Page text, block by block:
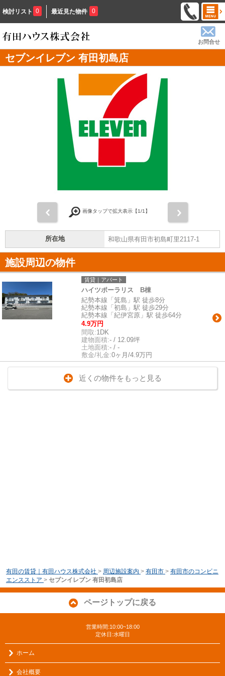
検討リスト 0 最近見た物件 0
お問合せ
セブンイレブン 有田初島店
画像タップで拡大表示【1/1】
所在地 和歌山県有田市初島町里2117-1
施設周辺の物件
賃貸｜アパート
ハイツポーラリス B棟
紀勢本線「箕島」駅 徒歩8分
紀勢本線「初島」駅 徒歩29分
紀勢本線「紀伊宮原」駅 徒歩64分
4.9万円
間取:1DK
建物面積:- / 12.09坪
土地面積:- / -
敷金/礼金:0ヶ月/4.9万円
近くの物件をもっと見る
有田の賃貸｜有田ハウス株式会社 > 周辺施設案内 > 有田市 > 有田市のコンビニ
エンスストア > セブンイレブン 有田初島店
ページトップに戻る
営業時間:10:00~18:00
定休日:水曜日
ホーム
会社概要